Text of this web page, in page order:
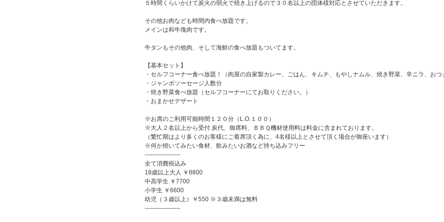
５時間くらいかけて炭火の弱火で焼き上げるので３０名以上の団体様対応とさせていただきます。
その他お肉なども時間内食べ放題です。
メインは和牛塊肉です。
牛タンもその他肉、そして海鮮の食べ放題もついてます。
【基本セット】
・セルフコーナー食べ放題！（肉屋の自家製カレー、ごはん、キムチ、もやしナムル、焼き野菜、辛ニラ、おつ
・ジャンボソーセージ人数分
・焼き野菜食べ放題（セルフコーナーにてお取りください。）
・おまかせデザート
※お席のご利用可能時間１２０分（L.O.１００）
※大人２名以上から受付 炭代、御席料、ＢＢＱ機材使用料は料金に含まれております。
（繁忙期はより多くのお客様にご着席頂く為に、4名様以上とさせて頂く場合が御座います）
※何か焼いてみたい食材、飲みたいお酒など持ち込みフリー
------------------
全て消費税込み
18歳以上大人 ￥8800
中高学生 ￥7700
小学生 ￥6600
幼児（３歳以上）￥550 ※３歳未満は無料
------------------